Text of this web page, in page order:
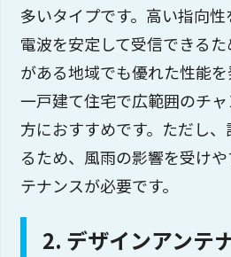
多いタイプです。高い指向
電波を安定して受信できる
がある地域でも優れた性能を
一戸建て住宅で広範囲のチ
方におすすめです。ただし
るため、風雨の影響を受け
テナンスが必要です。
2. デザインアンテ